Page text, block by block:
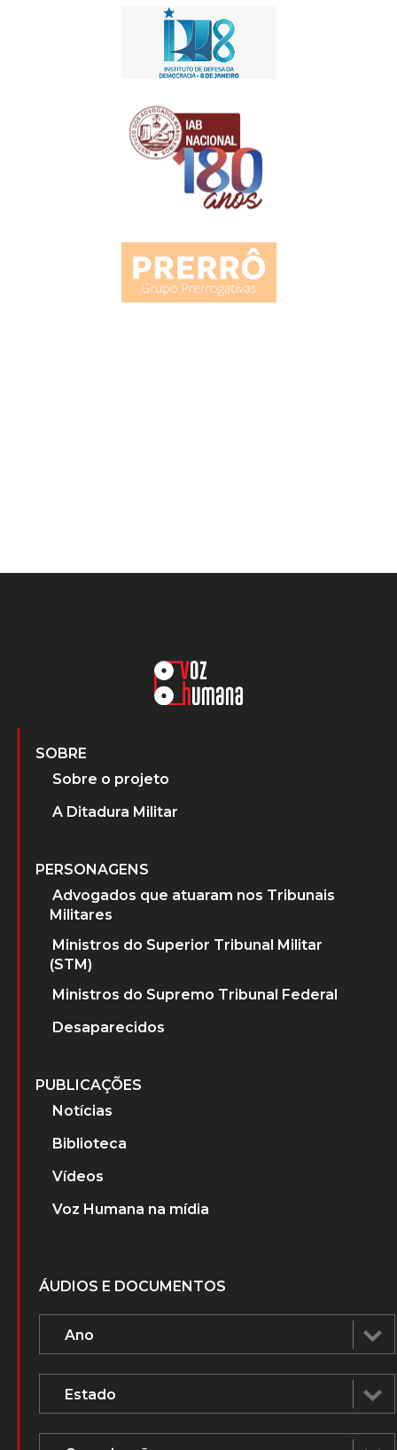
SOBRE
Sobre o projeto
A Ditadura Militar
PERSONAGENS
Advogados que atuaram nos Tribunais
Militares
Ministros do Superior Tribunal Militar
(STM)
Ministros do Supremo Tribunal Federal
Desaparecidos
PUBLICAÇÕES
Notícias
Biblioteca
Vídeos
Voz Humana na mídia
ÁUDIOS E DOCUMENTOS